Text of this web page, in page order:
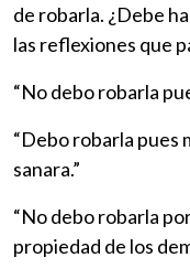
de robarla. ¿Debe
las reflexiones que
“No debo robarla
“Debo robarla pues
sanara.”
“No debo robarla
propiedad de los